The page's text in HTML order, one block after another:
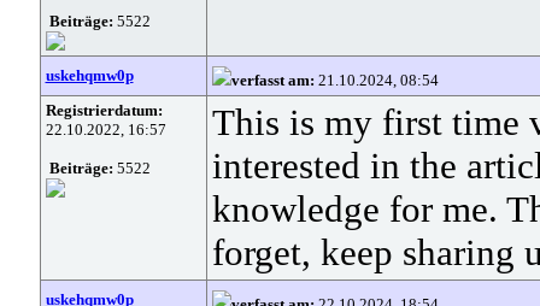
Beiträge: 5522
uskehqmw0p verfasst am: 21.10.2024, 08:54
Registrierdatum:
22.10.2022, 16:57
Beiträge: 5522
This is my first time
interested in the
knowledge for me.
forget, keep sharing
uskehqmw0p